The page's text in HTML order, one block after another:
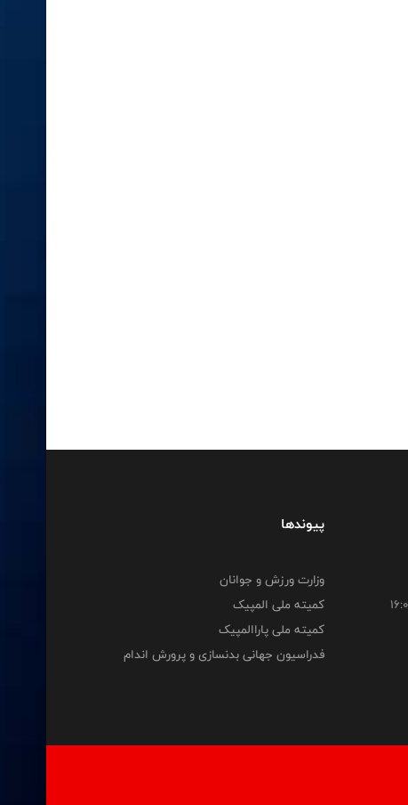
پیوندها
وزارت ورزش و جوانان
کمیته ملی المپیک
کمیته ملی پاراالمپیک
فدراسیون جهانی بدنسازی و پرورش اندام